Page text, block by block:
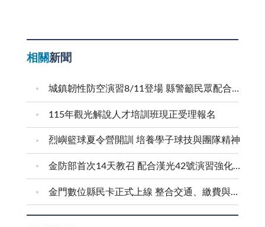
相關新聞
城鎮韌性防空演習8/11登場 縣警籲民眾配合疏散避難
115年觀光解說人才培訓班現正受理報名
烈嶼籃球夏令營開訓 培養學子球技與團隊精神
金防部首次14天教召 配合漢光42號演習強化防衛戰力
金門數位縣民卡正式上線 整合交通、繳費與生活服務 迎接在地智慧新生活